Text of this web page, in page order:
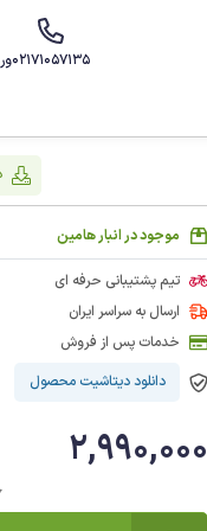
02171057135
موجود در انبار هامین
تیم پشتیبانی حرفه ای
ارسال به سراسر ایران
خدمات پس از فروش
دانلود دیتاشیت محصول
2,990,000